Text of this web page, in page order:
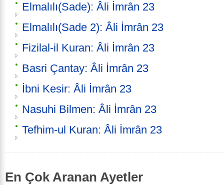
Elmalılı(Sade): Âli İmrân 23
Elmalılı(Sade 2): Âli İmrân 23
Fizilal-il Kuran: Âli İmrân 23
Basri Çantay: Âli İmrân 23
İbni Kesir: Âli İmrân 23
Nasuhi Bilmen: Âli İmrân 23
Tefhim-ul Kuran: Âli İmrân 23
En Çok Aranan Ayetler